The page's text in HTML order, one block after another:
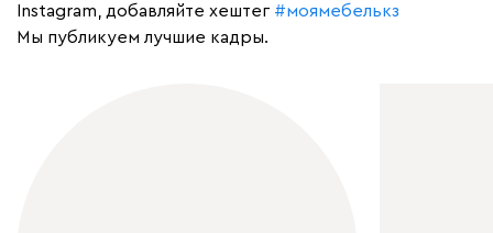
Instagram, добавляйте хештег #моямебелькз
Мы публикуем лучшие кадры.